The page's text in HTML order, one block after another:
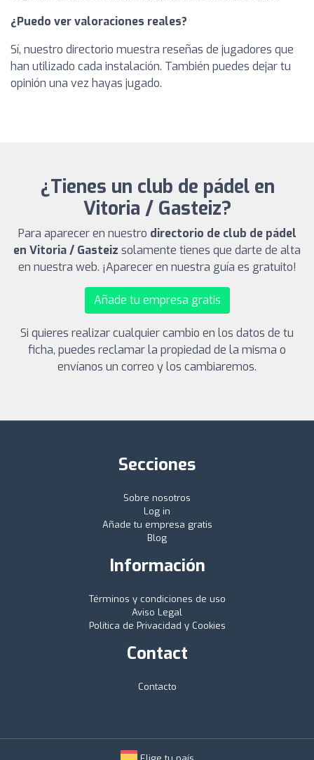
¿Puedo ver valoraciones reales?
Sí, nuestro directorio muestra reseñas de jugadores que
han utilizado cada instalación. También puedes dejar tu
opinión una vez hayas jugado.
¿Tienes un club de pádel en
Vitoria / Gasteiz?
Para aparecer en nuestro directorio de club de pádel
en Vitoria / Gasteiz solamente tienes que darte de alta
en nuestra web. ¡Aparecer en nuestra guía es gratuito!
Añade tu empresa gratis
Si quieres realizar cualquier cambio en los datos de tu
ficha, puedes reclamar la propiedad de la misma o
envíanos un correo y los cambiaremos.
Secciones
Sobre nosotros
Log in
Añade tu empresa gratis
Blog
Información
Términos y condiciones de uso
Aviso Legal
Política de Privacidad y Cookies
Contact
Contacto